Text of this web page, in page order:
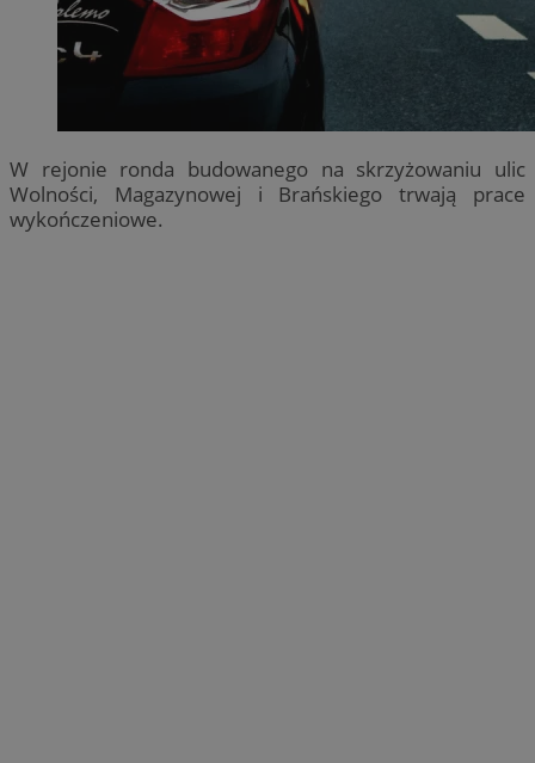
W rejonie ronda budowanego na skrzyżowaniu ulic
Wolności, Magazynowej i Brańskiego trwają prace
wykończeniowe.